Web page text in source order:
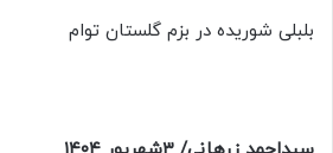
بلبلی شوریده در بزم گلستان توام